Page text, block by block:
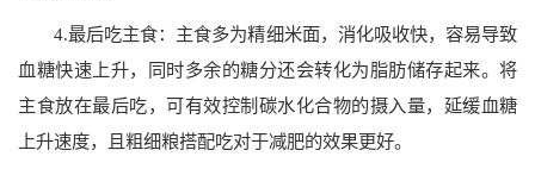
4.最后吃主食：主食多为精细米面，消化吸收快，容易导致
血糖快速上升，同时多余的糖分还会转化为脂肪储存起来。将
主食放在最后吃，可有效控制碳水化合物的摄入量，延缓血糖
上升速度，且粗细粮搭配吃对于减肥的效果更好。